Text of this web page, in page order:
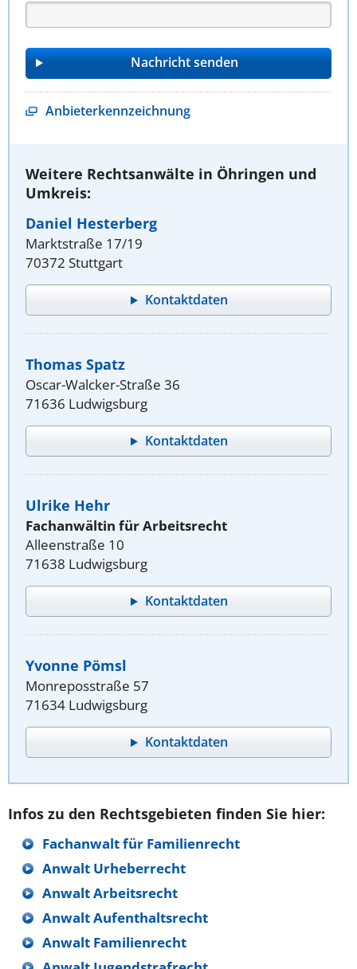
Anbieterkennzeichnung
Weitere Rechtsanwälte in Öhringen und
Umkreis:
Daniel Hesterberg
Marktstraße 17/19
70372 Stuttgart
Kontaktdaten
Thomas Spatz
Oscar-Walcker-Straße 36
71636 Ludwigsburg
Kontaktdaten
Ulrike Hehr
Fachanwältin für Arbeitsrecht
Alleenstraße 10
71638 Ludwigsburg
Kontaktdaten
Yvonne Pömsl
Monreposstraße 57
71634 Ludwigsburg
Kontaktdaten
Infos zu den Rechtsgebieten finden Sie hier:
Fachanwalt für Familienrecht
Anwalt Urheberrecht
Anwalt Arbeitsrecht
Anwalt Aufenthaltsrecht
Anwalt Familienrecht